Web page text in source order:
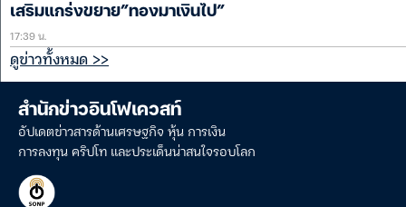
เสริมแกร่งขยาย”ทองมาเงินไป”
17:39 น.
ดูข่าวทั้งหมด >>
สำนักข่าวอินโฟเควสท์
อัปเดตข่าวสารด้านเศรษฐกิจ หุ้น การเงิน
การลงทุน คริปโท และประเด็นน่าสนใจรอบโลก